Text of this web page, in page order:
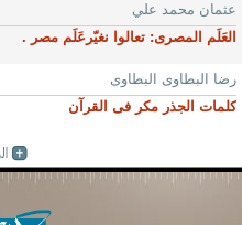
عثمان محمد علي
العَلَم المصرى: تعالوا نغيّرعَلَم مصر .
رضا البطاوى البطاوى
كلمات الجذر مكر فى القرآن